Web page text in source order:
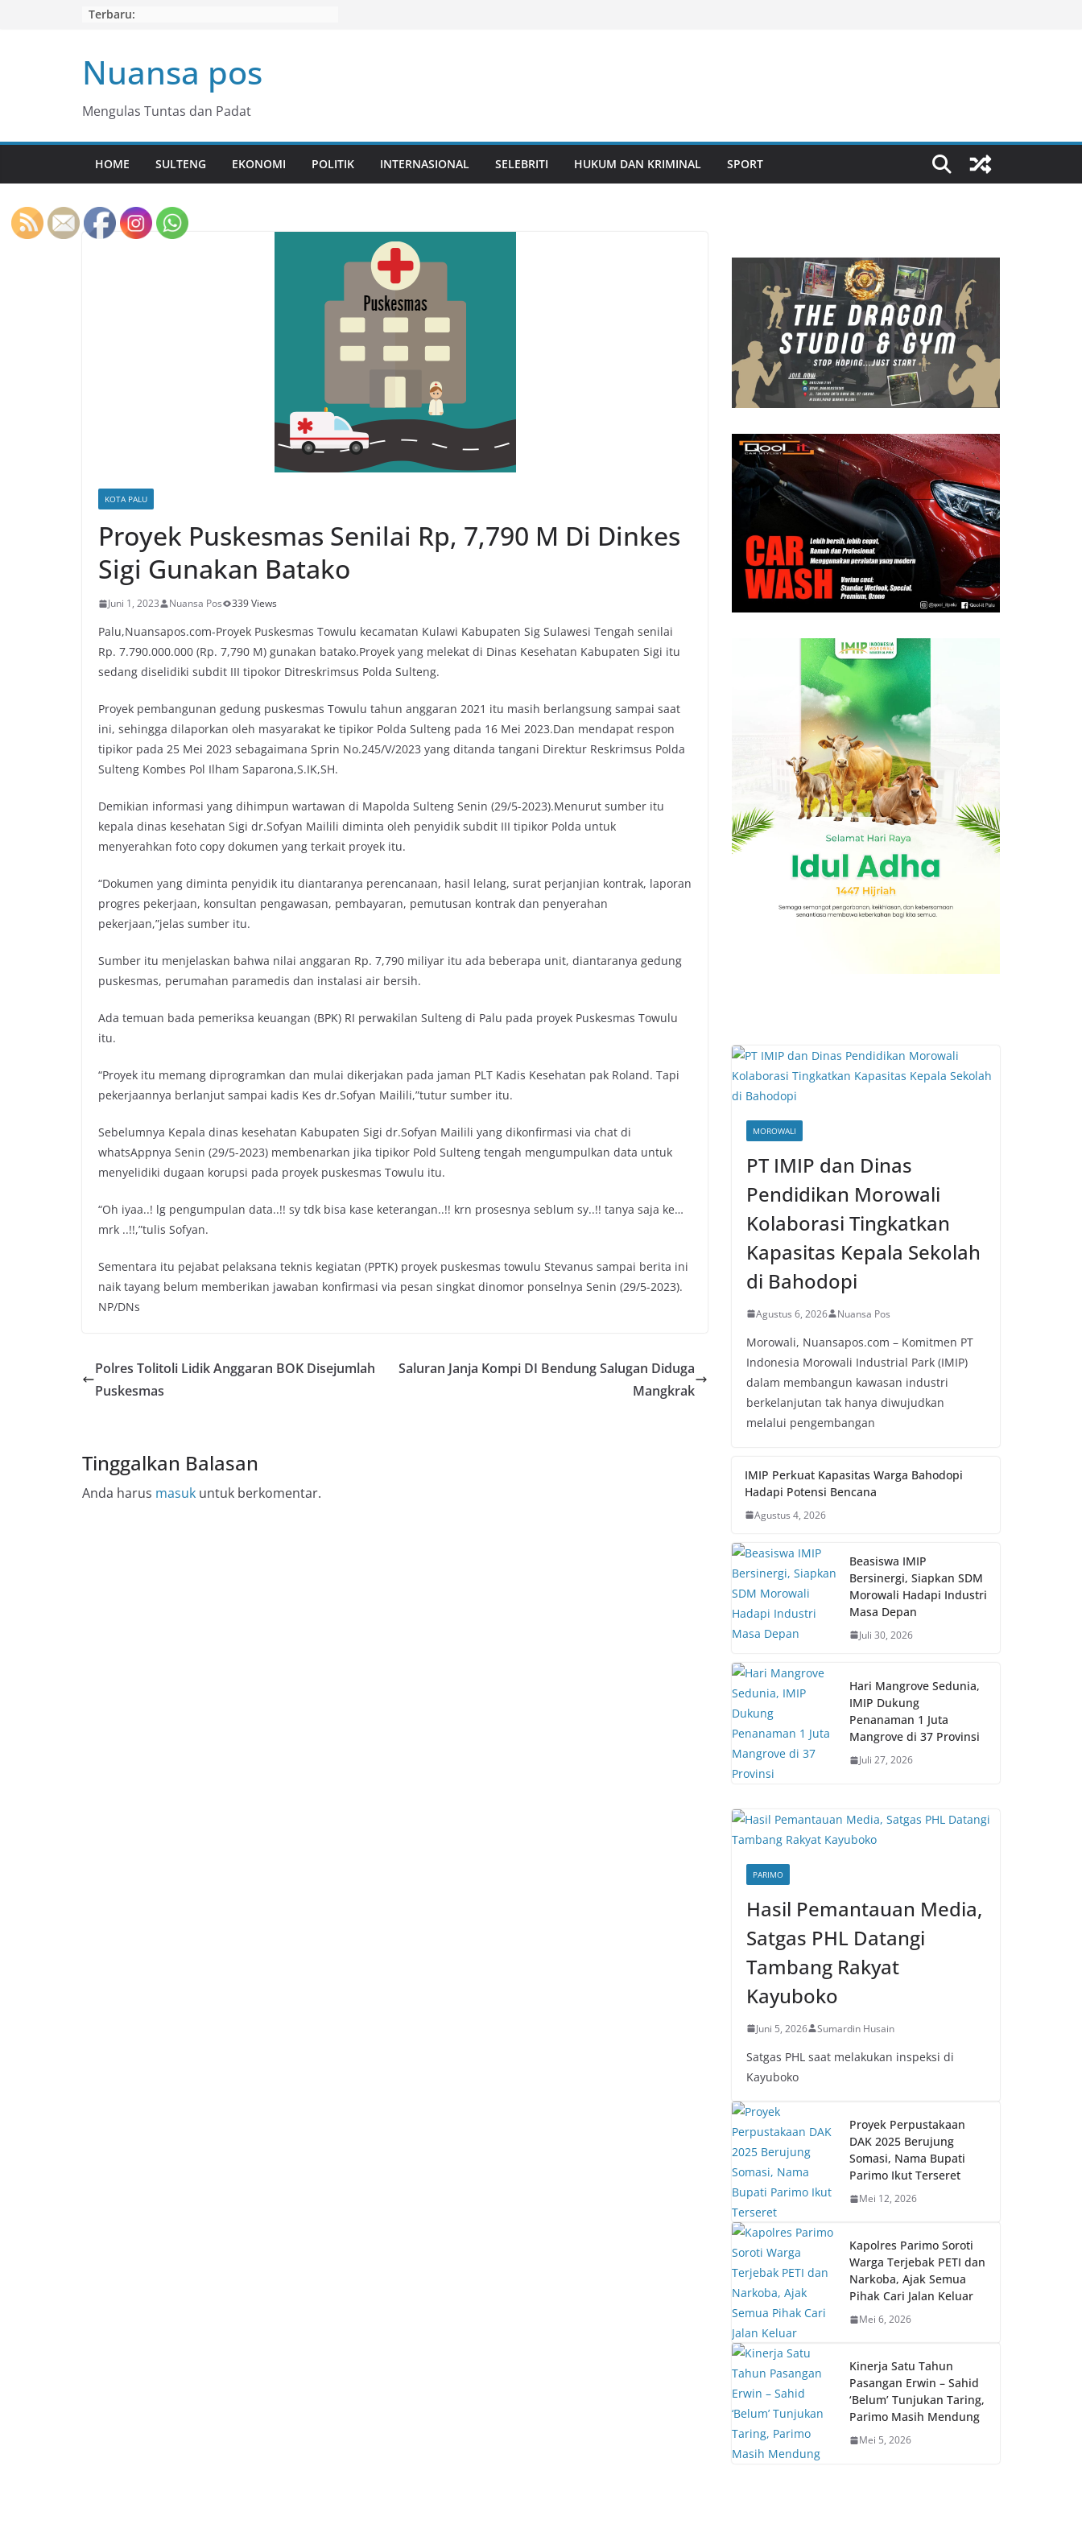
Terbaru:
Nuansa pos
Mengulas Tuntas dan Padat
HOME SULTENG EKONOMI POLITIK INTERNASIONAL SELEBRITI HUKUM DAN KRIMINAL SPORT
KOTA PALU
Proyek Puskesmas Senilai Rp, 7,790 M Di Dinkes
Sigi Gunakan Batako
Juni 1, 2023 Nuansa Pos 339 Views
Palu,Nuansapos.com-Proyek Puskesmas Towulu kecamatan Kulawi Kabupaten Sig Sulawesi Tengah senilai
Rp. 7.790.000.000 (Rp. 7,790 M) gunakan batako.Proyek yang melekat di Dinas Kesehatan Kabupaten Sigi itu
sedang diselidiki subdit III tipokor Ditreskrimsus Polda Sulteng.
Proyek pembangunan gedung puskesmas Towulu tahun anggaran 2021 itu masih berlangsung sampai saat
ini, sehingga dilaporkan oleh masyarakat ke tipikor Polda Sulteng pada 16 Mei 2023.Dan mendapat respon
tipikor pada 25 Mei 2023 sebagaimana Sprin No.245/V/2023 yang ditanda tangani Direktur Reskrimsus Polda
Sulteng Kombes Pol Ilham Saparona,S.IK,SH.
Demikian informasi yang dihimpun wartawan di Mapolda Sulteng Senin (29/5-2023).Menurut sumber itu
kepala dinas kesehatan Sigi dr.Sofyan Mailili diminta oleh penyidik subdit III tipikor Polda untuk
menyerahkan foto copy dokumen yang terkait proyek itu.
“Dokumen yang diminta penyidik itu diantaranya perencanaan, hasil lelang, surat perjanjian kontrak, laporan
progres pekerjaan, konsultan pengawasan, pembayaran, pemutusan kontrak dan penyerahan
pekerjaan,”jelas sumber itu.
Sumber itu menjelaskan bahwa nilai anggaran Rp. 7,790 miliyar itu ada beberapa unit, diantaranya gedung
puskesmas, perumahan paramedis dan instalasi air bersih.
Ada temuan bada pemeriksa keuangan (BPK) RI perwakilan Sulteng di Palu pada proyek Puskesmas Towulu
itu.
“Proyek itu memang diprogramkan dan mulai dikerjakan pada jaman PLT Kadis Kesehatan pak Roland. Tapi
pekerjaannya berlanjut sampai kadis Kes dr.Sofyan Mailili,”tutur sumber itu.
Sebelumnya Kepala dinas kesehatan Kabupaten Sigi dr.Sofyan Mailili yang dikonfirmasi via chat di
whatsAppnya Senin (29/5-2023) membenarkan jika tipikor Pold Sulteng tengah mengumpulkan data untuk
menyelidiki dugaan korupsi pada proyek puskesmas Towulu itu.
“Oh iyaa..! lg pengumpulan data..!! sy tdk bisa kase keterangan..!! krn prosesnya seblum sy..!! tanya saja ke…
mrk ..!!,”tulis Sofyan.
Sementara itu pejabat pelaksana teknis kegiatan (PPTK) proyek puskesmas towulu Stevanus sampai berita ini
naik tayang belum memberikan jawaban konfirmasi via pesan singkat dinomor ponselnya Senin (29/5-2023).
NP/DNs
Polres Tolitoli Lidik Anggaran BOK Disejumlah
Puskesmas
Saluran Janja Kompi DI Bendung Salugan Diduga
Mangkrak
Tinggalkan Balasan
Anda harus masuk untuk berkomentar.
MOROWALI
PT IMIP dan Dinas
Pendidikan Morowali
Kolaborasi Tingkatkan
Kapasitas Kepala Sekolah
di Bahodopi
Agustus 6, 2026 Nuansa Pos
Morowali, Nuansapos.com – Komitmen PT
Indonesia Morowali Industrial Park (IMIP)
dalam membangun kawasan industri
berkelanjutan tak hanya diwujudkan
melalui pengembangan
IMIP Perkuat Kapasitas Warga Bahodopi
Hadapi Potensi Bencana
Agustus 4, 2026
Beasiswa IMIP
Bersinergi, Siapkan SDM
Morowali Hadapi Industri
Masa Depan
Juli 30, 2026
Hari Mangrove Sedunia,
IMIP Dukung
Penanaman 1 Juta
Mangrove di 37 Provinsi
Juli 27, 2026
PARIMO
Hasil Pemantauan Media,
Satgas PHL Datangi
Tambang Rakyat
Kayuboko
Juni 5, 2026 Sumardin Husain
Satgas PHL saat melakukan inspeksi di
Kayuboko
Proyek Perpustakaan
DAK 2025 Berujung
Somasi, Nama Bupati
Parimo Ikut Terseret
Mei 12, 2026
Kapolres Parimo Soroti
Warga Terjebak PETI dan
Narkoba, Ajak Semua
Pihak Cari Jalan Keluar
Mei 6, 2026
Kinerja Satu Tahun
Pasangan Erwin – Sahid
‘Belum’ Tunjukan Taring,
Parimo Masih Mendung
Mei 5, 2026